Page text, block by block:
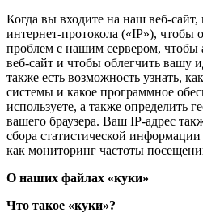
Когда вы входите на наш веб-
интернет-протокола («IP»), чтобы
проблем с нашим сервером, чтобы
веб-сайт и чтобы облегчить вашу
также есть возможность узнать,
системы и какое программное
используете, а также определить
вашего браузера. Ваш IP-адрес
сбора статистической
как мониторинг частоты
О наших файлах «куки»
Что такое «куки»?